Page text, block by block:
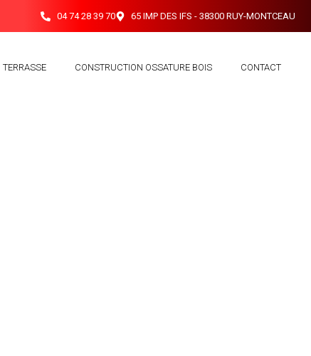
04 74 28 39 70 65 IMP DES IFS - 38300 RUY-MONTCEAU
TERRASSE CONSTRUCTION OSSATURE BOIS CONTACT